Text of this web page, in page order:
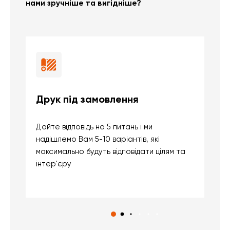
нами зручніше та вигідніше?
Друк під замовлення
Дайте відповідь на 5 питань і ми
надішлемо Вам 5-10 варіантів, які
максимально будуть відповідати цілям та
інтер'єру